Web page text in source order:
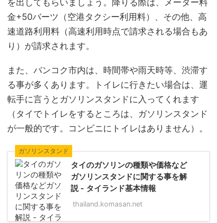
を出してもらいましょう。降りる際は、メーター料
金+50バーツ（空港タクシー利用料）、その他、高
速道路利用料（高速利用時点で請求される場合もあ
り）が請求されます。
また、バンコク市内は、時間帯や雨天時等、渋滞す
る事が多くあります。トイレに行きたい場合は、運
転手に言うとガソリンスタンドに入ってくれます
（タイでトイレをするところは、ガソリンスタンド
が一般的です。コンビニにトイレはありません）。
ガソリンスタンド
タイのガソリンの種類や価格など
ガソリンスタンドに関する事を解
説 - タイランド基本情報
thailand.komasan.net